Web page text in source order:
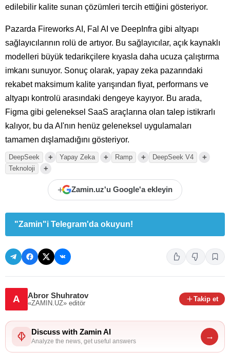
edilebilir kalite sunan çözümleri tercih ettiğini gösteriyor.
Pazarda Fireworks AI, Fal AI ve DeepInfra gibi altyapı
sağlayıcılarının rolü de artıyor. Bu sağlayıcılar, açık kaynaklı
modelleri büyük tedarikçilere kıyasla daha ucuza çalıştırma
imkanı sunuyor. Sonuç olarak, yapay zeka pazarındaki
rekabet maksimum kalite yarışından fiyat, performans ve
altyapı kontrolü arasındaki dengeye kayıyor. Bu arada,
Figma gibi geleneksel SaaS araçlarına olan talep istikrarlı
kalıyor, bu da AI'nın henüz geleneksel uygulamaları
tamamen dışlamadığını gösteriyor.
DeepSeek + Yapay Zeka + Ramp + DeepSeek V4 +
Teknoloji +
+ Zamin.uz'u Google'a ekleyin
"Zamin"i Telegram'da okuyun!
A Abror Shuhratov
«ZAMIN.UZ» editör
Takip et
Discuss with Zamin AI
Analyze the news, get useful answers
→